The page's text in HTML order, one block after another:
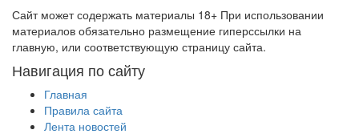
Сайт может содержать материалы 18+ При использовании
материалов обязательно размещение гиперссылки на
главную, или соответствующую страницу сайта.
Навигация по сайту
Главная
Правила сайта
Лента новостей